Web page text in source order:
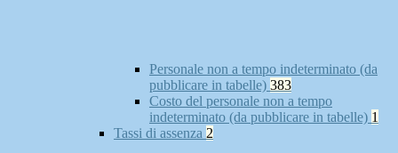
Personale non a tempo indeterminato (da
pubblicare in tabelle) 383
Costo del personale non a tempo
indeterminato (da pubblicare in tabelle) 1
Tassi di assenza 2